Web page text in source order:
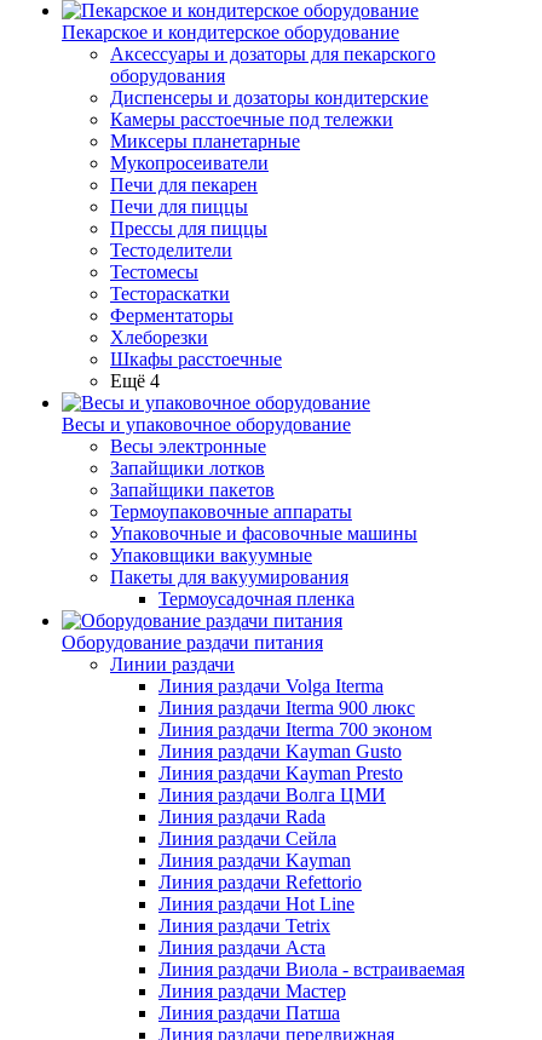
Пекарское и кондитерское оборудование
Аксессуары и дозаторы для пекарского
оборудования
Диспенсеры и дозаторы кондитерские
Камеры расстоечные под тележки
Миксеры планетарные
Мукопросеиватели
Печи для пекарен
Печи для пиццы
Прессы для пиццы
Тестоделители
Тестомесы
Тестораскатки
Ферментаторы
Хлеборезки
Шкафы расстоечные
Ещё 4
Весы и упаковочное оборудование
Весы электронные
Запайщики лотков
Запайщики пакетов
Термоупаковочные аппараты
Упаковочные и фасовочные машины
Упаковщики вакуумные
Пакеты для вакуумирования
Термоусадочная пленка
Оборудование раздачи питания
Линии раздачи
Линия раздачи Volga Iterma
Линия раздачи Iterma 900 люкс
Линия раздачи Iterma 700 эконом
Линия раздачи Kayman Gusto
Линия раздачи Kayman Presto
Линия раздачи Волга ЦМИ
Линия раздачи Rada
Линия раздачи Сейла
Линия раздачи Kayman
Линия раздачи Refettorio
Линия раздачи Hot Line
Линия раздачи Tetrix
Линия раздачи Аста
Линия раздачи Виола - встраиваемая
Линия раздачи Мастер
Линия раздачи Патша
Линия раздачи передвижная